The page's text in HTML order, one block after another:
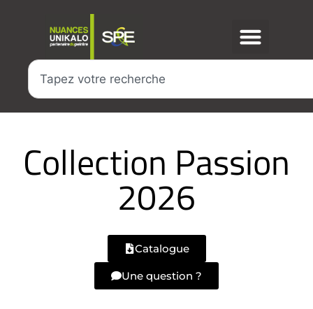
Collection Passion
2026
Catalogue
Une question ?